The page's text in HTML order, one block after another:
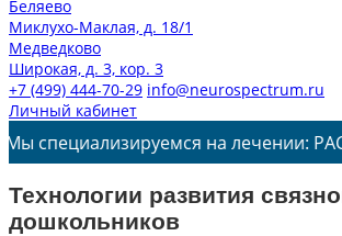
Беляево
Миклухо-Маклая, д. 18/1
Медведково
Широкая, д. 3, кор. 3
+7 (499) 444-70-29 info@neurospectrum.ru
Личный кабинет
на лечении: РАС, ТИКИ,
Технологии развития
дошкольников